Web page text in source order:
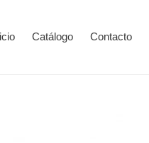
Catálogo Contacto